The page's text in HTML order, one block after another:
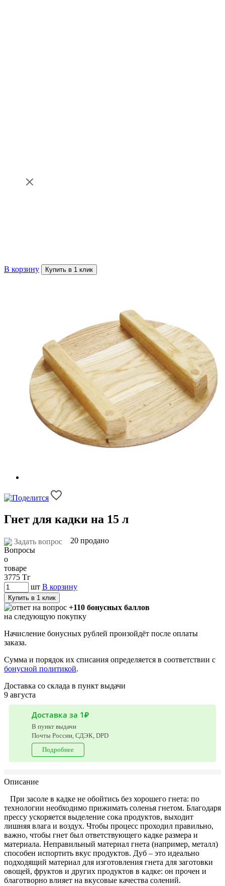
В корзину Купить в 1 клик
Гнет для кадки на 15 л
Задать вопрос 20 продано
3775 Тг
шт В корзину
Купить в 1 клик
+110 бонусных баллов
на следующую покупку
Начисление бонусных рублей произойдёт после оплаты
заказа.
Сумма и порядок их списания определяется в соответствии с
бонусной политикой.
Доставка со склада в пункт выдачи
9 августа
Доставка за 1₽
В пункт выдачи
Почты России, СДЭК, DPD
Подробнее
Описание
При засоле в кадке не обойтись без хорошего гнета: по
технологии необходимо прижимать соленья гнетом. Благодаря
прессу ускоряется выделение сока продуктов, выходит
лишняя влага и воздух. Чтобы процесс проходил правильно,
важно, чтобы гнет был ответствующего кадке размера и
материала. Неправильный материал гнета (например, металл)
способен испортить вкус продуктов. Дуб – это идеально
подходящий материал для изготовления гнета для заготовки
овощей, фруктов и других продуктов в кадке: он прочен и
благотворно влияет на вкусовые качества солений.